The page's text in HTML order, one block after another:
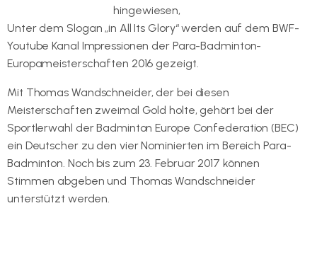
hingewiesen,
Unter dem Slogan „in All Its Glory“ werden auf dem BWF-
Youtube Kanal Impressionen der Para-Badminton-
Europameisterschaften 2016 gezeigt.
Mit Thomas Wandschneider, der bei diesen
Meisterschaften zweimal Gold holte, gehört bei der
Sportlerwahl der Badminton Europe Confederation (BEC)
ein Deutscher zu den vier Nominierten im Bereich Para-
Badminton. Noch bis zum 23. Februar 2017 können
Stimmen abgeben und Thomas Wandschneider
unterstützt werden.